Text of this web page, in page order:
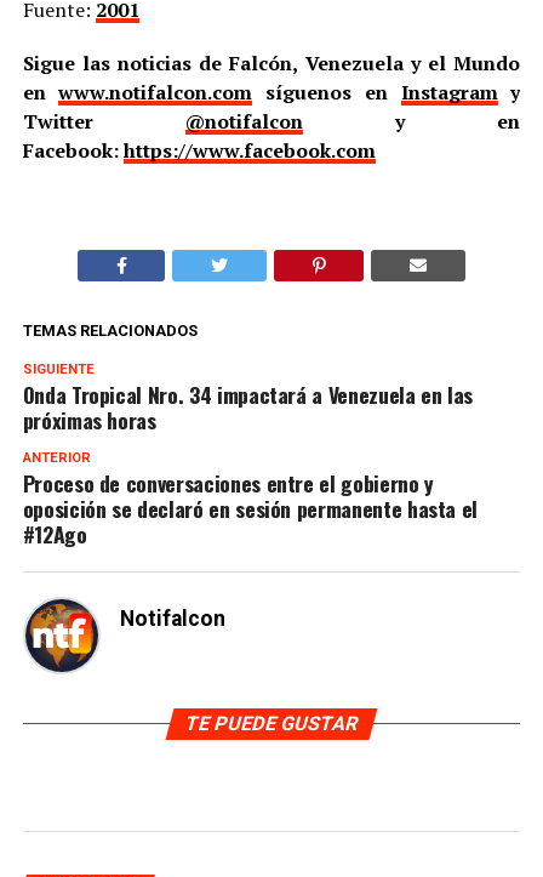
Fuente: 2001
Sigue las noticias de Falcón, Venezuela y el Mundo
enwww.notifalcon.com síguenos en Instagramy
Twitter @notifalcony en
Facebook:https://www.facebook.com
TEMAS RELACIONADOS
SIGUIENTE
Onda Tropical Nro. 34 impactará a Venezuela en las
próximas horas
ANTERIOR
Proceso de conversaciones entre el gobierno y
oposición se declaró en sesión permanente hasta el
#12Ago
Notifalcon
TE PUEDE GUSTAR